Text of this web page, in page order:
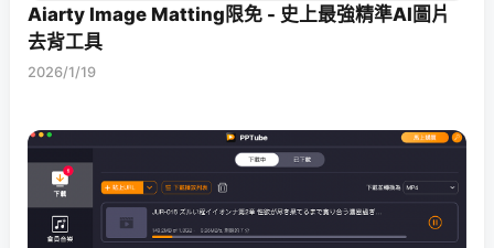
Aiarty Image Matting限免 - 史上最強精準AI圖片
去背工具
2026/1/19